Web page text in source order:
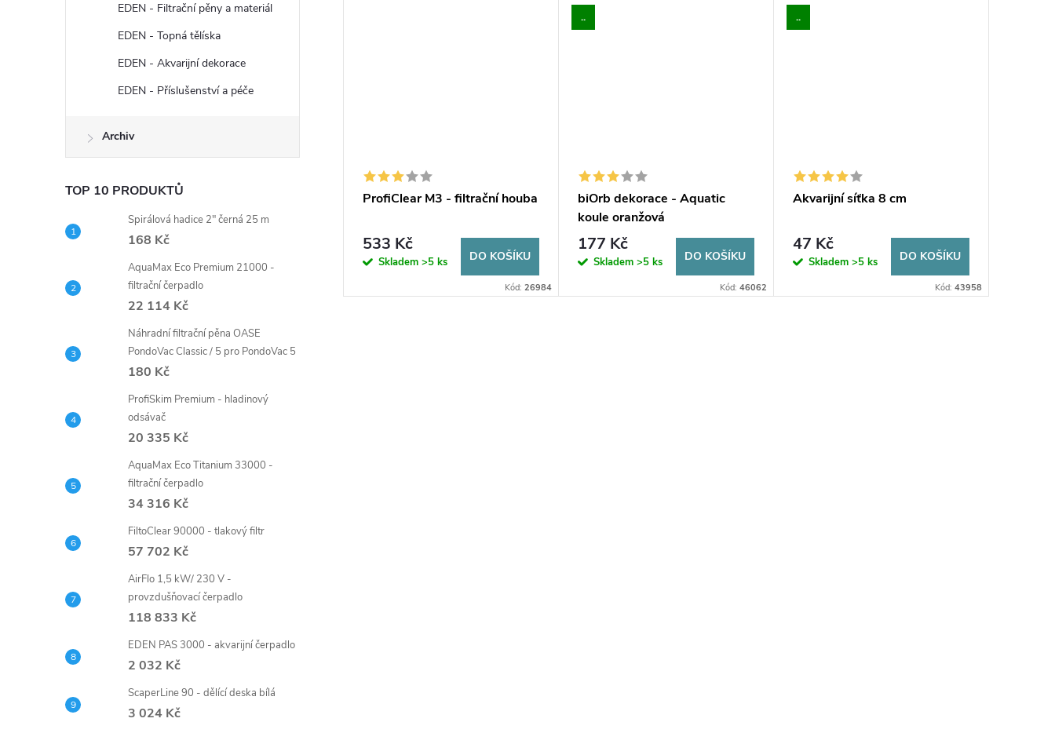
EDEN - Filtrační pěny a materiál
EDEN - Topná tělíska
EDEN - Akvarijní dekorace
EDEN - Příslušenství a péče
Archiv
TOP 10 PRODUKTŮ
Spirálová hadice 2" černá 25 m
168 Kč
AquaMax Eco Premium 21000 -
filtrační čerpadlo
22 114 Kč
Náhradní filtrační pěna OASE
PondoVac Classic / 5 pro PondoVac 5
180 Kč
ProfiSkim Premium - hladinový
odsávač
20 335 Kč
AquaMax Eco Titanium 33000 -
filtrační čerpadlo
34 316 Kč
FiltoClear 90000 - tlakový filtr
57 702 Kč
AirFlo 1,5 kW/ 230 V -
provzdušňovací čerpadlo
118 833 Kč
EDEN PAS 3000 - akvarijní čerpadlo
2 032 Kč
ScaperLine 90 - dělící deska bílá
3 024 Kč
ProfiClear M3 - filtrační houba
533 Kč
Skladem >5 ks DO KOŠÍKU
Kód: 26984
..
biOrb dekorace - Aquatic
koule oranžová
177 Kč
Skladem >5 ks DO KOŠÍKU
Kód: 46062
..
Akvarijní síťka 8 cm
47 Kč
Skladem >5 ks DO KOŠÍKU
Kód: 43958